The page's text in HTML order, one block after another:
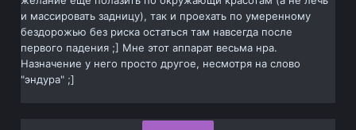
и массировать задницу), так и проехать по умеренному
бездорожью без риска остаться там навсегда после
первого падения ;] Мне этот аппарат весьма нра.
Назначение у него просто другое, несмотря на слово
"эндура" ;]